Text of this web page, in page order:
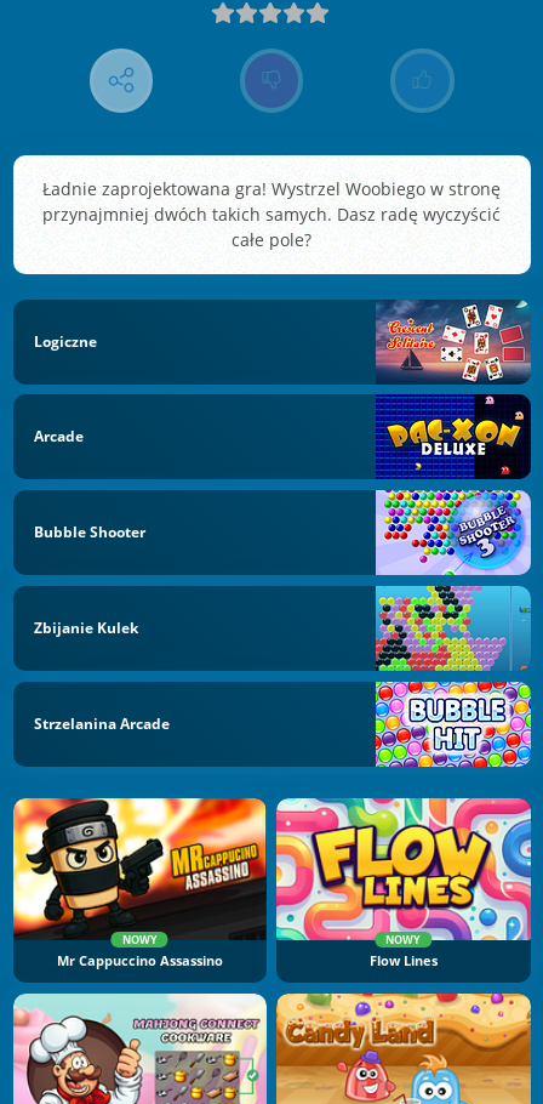
Ładnie zaprojektowana gra! Wystrzel Woobiego w stronę
przynajmniej dwóch takich samych. Dasz radę wyczyścić
całe pole?
Logiczne
Arcade
Bubble Shooter
Zbijanie Kulek
Strzelanina Arcade
NOWY
Mr Cappuccino Assassino
NOWY
Flow Lines